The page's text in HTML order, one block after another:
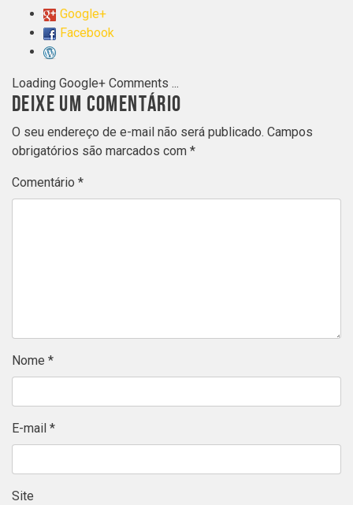
Google+
Facebook
Loading Google+ Comments ...
DEIXE UM COMENTÁRIO
O seu endereço de e-mail não será publicado. Campos
obrigatórios são marcados com *
Comentário *
Nome *
E-mail *
Site